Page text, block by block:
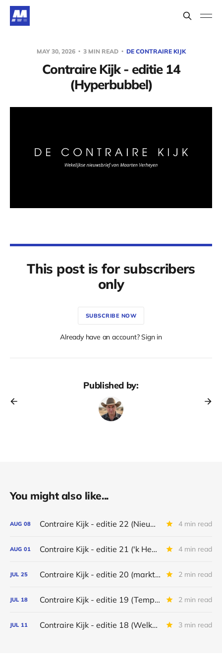
MAY 30, 2026 3 MIN READ DE CONTRAIRE KIJK
Contraire Kijk - editie 14
(Hyperbubbel)
This post is for subscribers
only
SUBSCRIBE NOW
Already have an account? Sign in
Published by:
You might also like...
AUG 08 Contraire Kijk - editie 22 (Nieuwe wereldorde dringt zich op) 4 min read
AUG 01 Contraire Kijk - editie 21 ('k Heb getwijfeld over België) 4 min read
JUL 25 Contraire Kijk - editie 20 (markt gelooft niet in hogere olieprijzen) 2 min read
JUL 18 Contraire Kijk - editie 19 (Tempel van de spijt) 2 min read
JUL 11 Contraire Kijk - editie 18 (Welkom in Zuid-Afrika) 3 min read